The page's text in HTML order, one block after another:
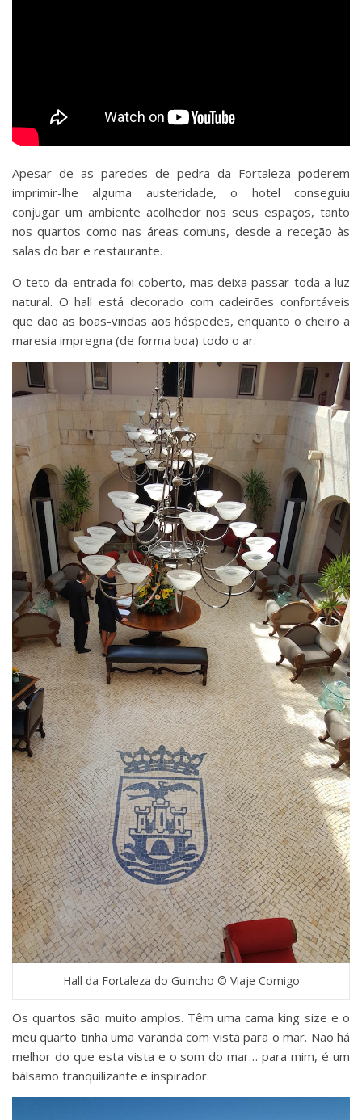
Apesar de as paredes de pedra da Fortaleza poderem
imprimir-lhe alguma austeridade, o hotel conseguiu
conjugar um ambiente acolhedor nos seus espaços, tanto
nos quartos como nas áreas comuns, desde a receção às
salas do bar e restaurante.
O teto da entrada foi coberto, mas deixa passar toda a luz
natural. O hall está decorado com cadeirões confortáveis
que dão as boas-vindas aos hóspedes, enquanto o cheiro a
maresia impregna (de forma boa) todo o ar.
Hall da Fortaleza do Guincho © Viaje Comigo
Os quartos são muito amplos. Têm uma cama king size e o
meu quarto tinha uma varanda com vista para o mar. Não há
melhor do que esta vista e o som do mar… para mim, é um
bálsamo tranquilizante e inspirador.